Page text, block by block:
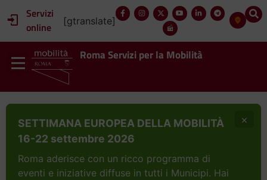
Servizi
online
[gtranslate]
Roma Servizi per la Mobilità
SETTIMANA EUROPEA DELLA MOBILITÀ
16-22 settembre 2026
Roma aderisce con un ricco programma di
eventi e iniziative diffuse in tutti i Municipi. Hai
×